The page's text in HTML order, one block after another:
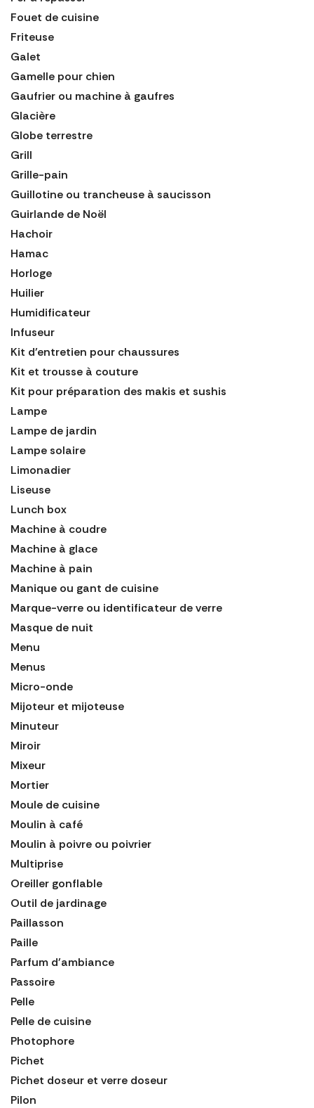
Fouet de cuisine
Friteuse
Galet
Gamelle pour chien
Gaufrier ou machine à gaufres
Glacière
Globe terrestre
Grill
Grille-pain
Guillotine ou trancheuse à saucisson
Guirlande de Noël
Hachoir
Hamac
Horloge
Huilier
Humidificateur
Infuseur
Kit d'entretien pour chaussures
Kit et trousse à couture
Kit pour préparation des makis et sushis
Lampe
Lampe de jardin
Lampe solaire
Limonadier
Liseuse
Lunch box
Machine à coudre
Machine à glace
Machine à pain
Manique ou gant de cuisine
Marque-verre ou identificateur de verre
Masque de nuit
Menu
Menus
Micro-onde
Mijoteur et mijoteuse
Minuteur
Miroir
Mixeur
Mortier
Moule de cuisine
Moulin à café
Moulin à poivre ou poivrier
Multiprise
Oreiller gonflable
Outil de jardinage
Paillasson
Paille
Parfum d'ambiance
Passoire
Pelle
Pelle de cuisine
Photophore
Pichet
Pichet doseur et verre doseur
Pilon